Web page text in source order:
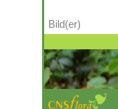
Bild(er)